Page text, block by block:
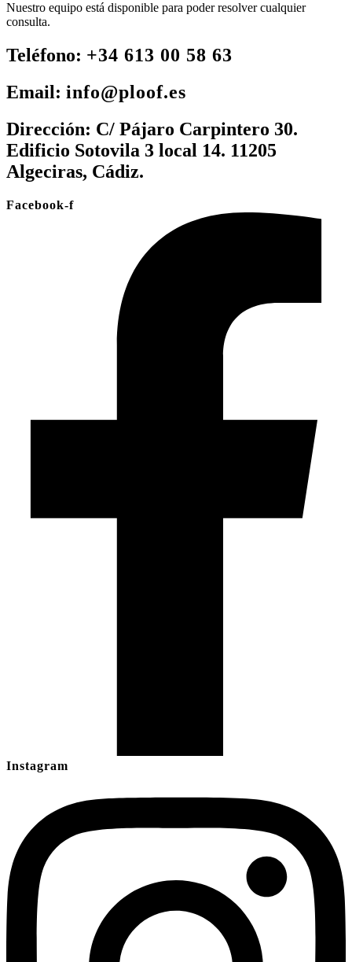
Nuestro equipo está disponible para poder resolver cualquier
consulta.
Teléfono: +34 613 00 58 63
Email: info@ploof.es
Dirección: C/ Pájaro Carpintero 30.
Edificio Sotovila 3 local 14. 11205
Algeciras, Cádiz.
Facebook-f
Instagram